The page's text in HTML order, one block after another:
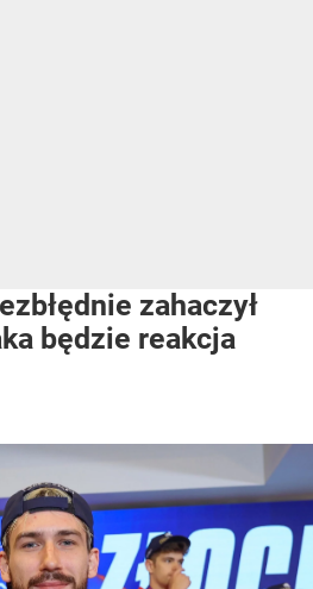
zahaczył
będzie reakcja